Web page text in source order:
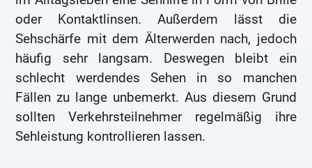
oder Kontaktlinsen. Außerdem lässt die
Sehschärfe mit dem Älterwerden nach, jedoch
häufig sehr langsam. Deswegen bleibt ein
schlecht werdendes Sehen in so manchen
Fällen zu lange unbemerkt. Aus diesem Grund
sollten Verkehrsteilnehmer regelmäßig ihre
Sehleistung kontrollieren lassen.